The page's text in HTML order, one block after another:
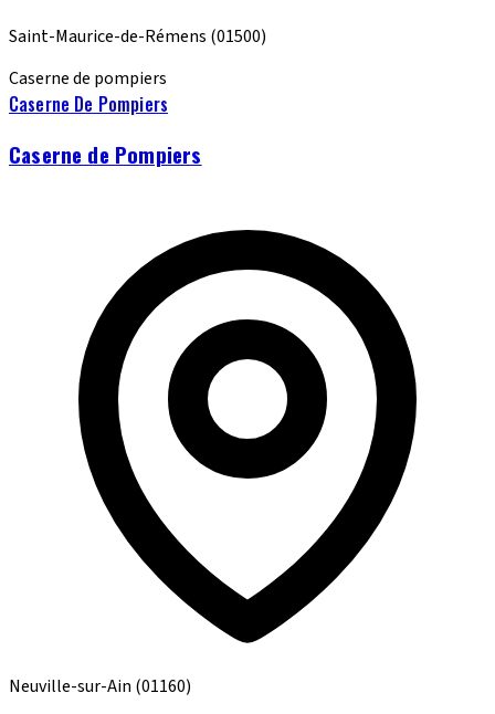
Saint-Maurice-de-Rémens (01500)
Caserne de pompiers
Caserne De Pompiers
Caserne de Pompiers
Neuville-sur-Ain (01160)